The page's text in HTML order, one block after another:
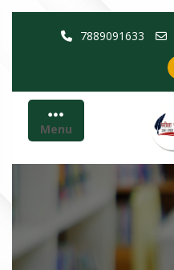
7889091633
Menu